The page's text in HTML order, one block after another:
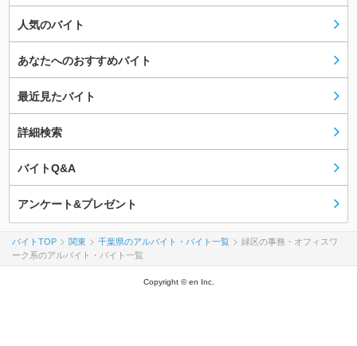
人気のバイト
あなたへのおすすめバイト
最近見たバイト
詳細検索
バイトQ&A
アンケート&プレゼント
バイトTOP 関東 千葉県のアルバイト・バイト一覧
緑区の事務・オフィスワ
ーク系のアルバイト・バイト一覧
Copyright © en Inc.